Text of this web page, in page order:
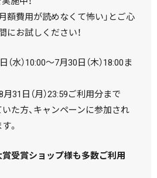
額費用が読めなくて怖い」とご心
にお試しください！
水）10:00～7月30日（木）18:00ま
31日（月）23:59ご利用分まで
た方、キャンペーンに参加され
。
受賞ショップ様も多数ご利用